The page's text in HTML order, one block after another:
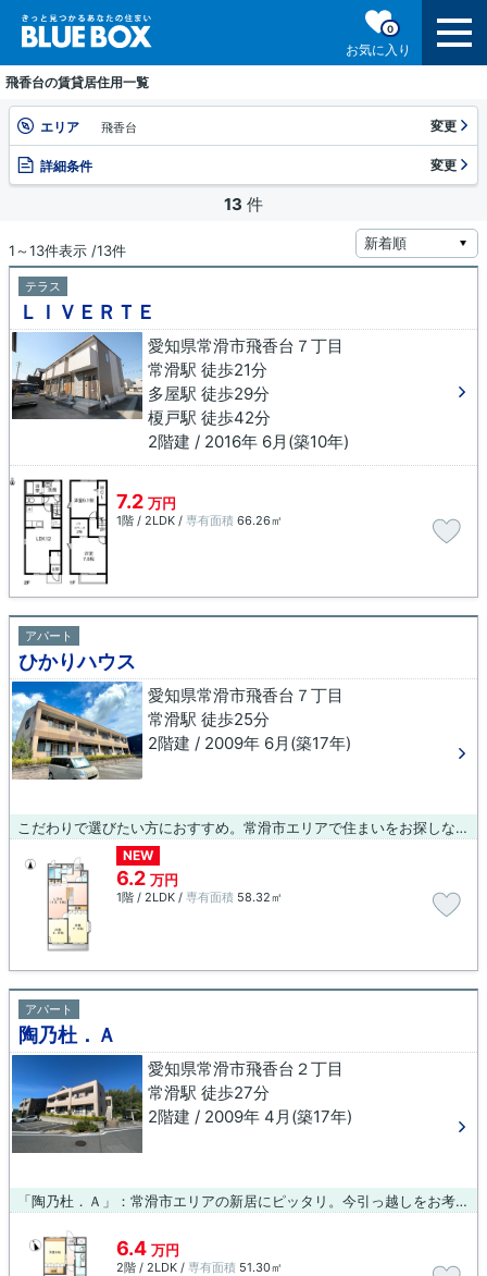
お気に入り
0
飛香台の賃貸居住用一覧
エリア 飛香台 変更
詳細条件 変更
13 件
1～13件表示 /13件
テラス
ＬＩＶＥＲＴＥ
愛知県常滑市飛香台７丁目
常滑駅 徒歩21分
多屋駅 徒歩29分
榎戸駅 徒歩42分
2階建 / 2016年 6月(築10年)
7.2 万円
1階 / 2LDK / 専有面積 66.26㎡
アパート
ひかりハウス
愛知県常滑市飛香台７丁目
常滑駅 徒歩25分
2階建 / 2009年 6月(築17年)
こだわりで選びたい方におすすめ。常滑市エリアで住まいをお探しなら「ひかりハウス」。こちらの物件はアパートです。常滑市で新生活を始めようとお考えの方にオススメ賃貸物件が多数ございます！便利で安心な暮らしがしたいなら、当社のオススメ物件がベストですよ。
NEW
6.2 万円
1階 / 2LDK / 専有面積 58.32㎡
アパート
陶乃杜．Ａ
愛知県常滑市飛香台２丁目
常滑駅 徒歩27分
2階建 / 2009年 4月(築17年)
「陶乃杜．Ａ」：常滑市エリアの新居にピッタリ。今引っ越しをお考えの方におすすめなのが、こちらのアパートです。当社が勧める物件で、快適に暮らしませんか？数多くの物件の中でも、快適に過ごせる物件をご紹介しております。ご要望や不明な点がございましたら、お気軽にご連絡下さい。
6.4 万円
2階 / 2LDK / 専有面積 51.30㎡